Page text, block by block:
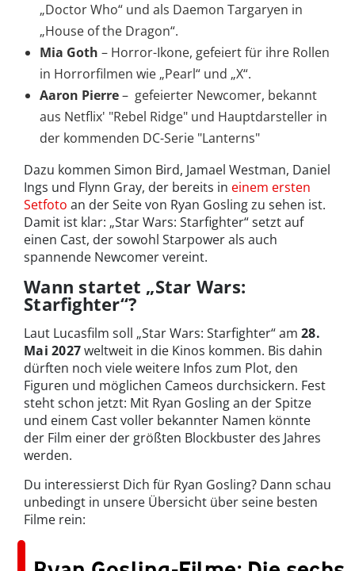
„Doctor Who“ und als Daemon Targaryen in
„House of the Dragon“.
Mia Goth – Horror-Ikone, gefeiert für ihre Rollen
in Horrorfilmen wie „Pearl“ und „X“.
Aaron Pierre– gefeierter Newcomer, bekannt
aus Netflix' "Rebel Ridge" und Hauptdarsteller in
der kommenden DC-Serie "Lanterns"
Dazu kommen Simon Bird, Jamael Westman, Daniel
Ings und Flynn Gray, der bereits in einem ersten
Setfoto an der Seite von Ryan Gosling zu sehen ist.
Damit ist klar: „Star Wars: Starfighter“ setzt auf
einen Cast, der sowohl Starpower als auch
spannende Newcomer vereint.
Wann startet „Star Wars:
Starfighter“?
Laut Lucasfilm soll „Star Wars: Starfighter“ am 28.
Mai 2027weltweit in die Kinos kommen. Bis dahin
dürften noch viele weitere Infos zum Plot, den
Figuren und möglichen Cameos durchsickern. Fest
steht schon jetzt: Mit Ryan Gosling an der Spitze
und einem Cast voller bekannter Namen könnte
der Film einer der größten Blockbuster des Jahres
werden.
Du interessierst Dich für Ryan Gosling? Dann schau
unbedingt in unsere Übersicht über seine besten
Filme rein: